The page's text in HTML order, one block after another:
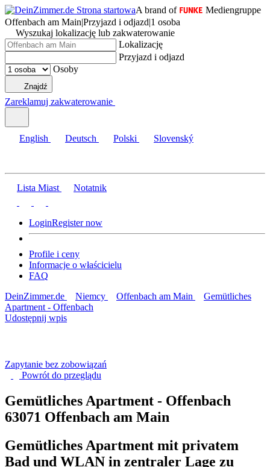
A brand of
Mediengruppe
Offenbach am Main|Przyjazd i odjazd|1 osoba
Wyszukaj lokalizację lub zakwaterowanie
Lokalizację
Przyjazd i odjazd
Osoby
Znajdź
Zareklamuj zakwaterowanie
English Deutsch Polski Slovenský
Lista Miast Notatnik
LoginRegister now
Profile i ceny
Informacje o właścicielu
FAQ
DeinZimmer.de
Niemcy Offenbach am Main
Gemütliches
Apartment - Offenbach
Udostępnij wpis
Zapytanie bez zobowiązań
Powrót do przeglądu
Gemütliches Apartment - Offenbach
63071 Offenbach am Main
Gemütliches Apartment mit privatem
Bad und WLAN in zentraler Lage zu